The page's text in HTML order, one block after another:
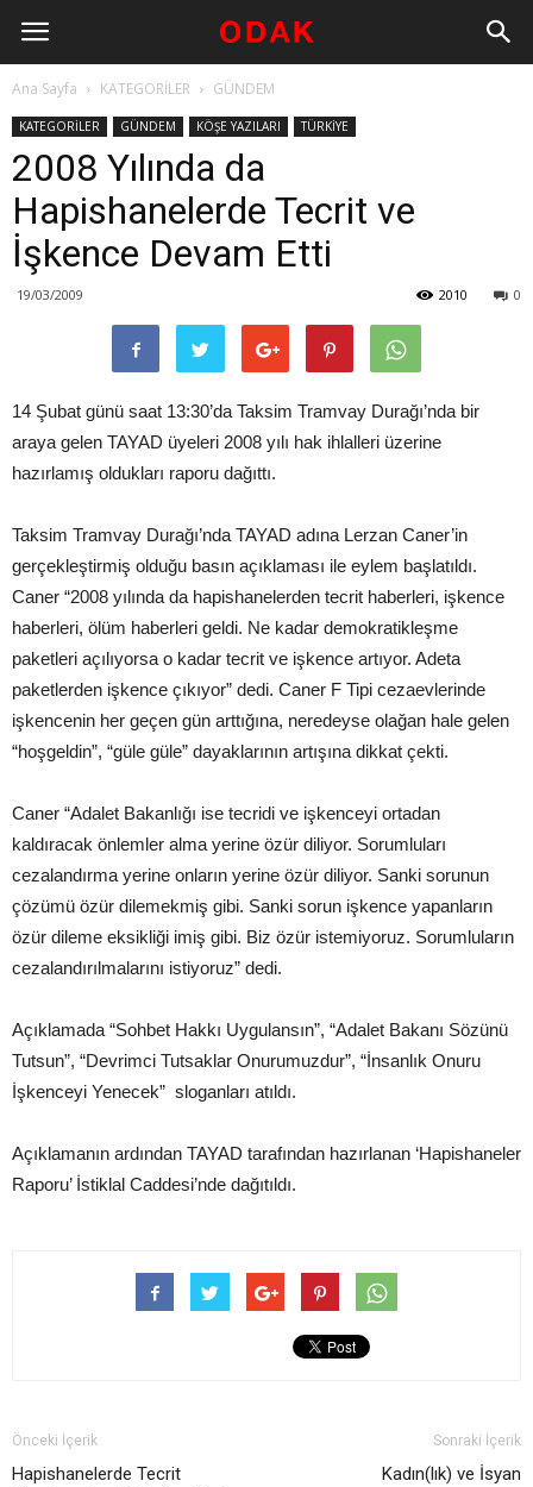
Ana Sayfa KATEGORİLER GÜNDEM
KATEGORİLER GÜNDEM KÖŞE YAZILARI TÜRKİYE
2008 Yılında da
Hapishanelerde Tecrit ve
İşkence Devam Etti
19/03/2009 0
2010
14 Şubat günü saat 13:30’da Taksim Tramvay Durağı’nda bir
araya gelen TAYAD üyeleri 2008 yılı hak ihlalleri üzerine
hazırlamış oldukları raporu dağıttı.
Taksim Tramvay Durağı’nda TAYAD adına Lerzan Caner’in
gerçekleştirmiş olduğu basın açıklaması ile eylem başlatıldı.
Caner “2008 yılında da hapishanelerden tecrit haberleri, işkence
haberleri, ölüm haberleri geldi. Ne kadar demokratikleşme
paketleri açılıyorsa o kadar tecrit ve işkence artıyor. Adeta
paketlerden işkence çıkıyor” dedi. Caner F Tipi cezaevlerinde
işkencenin her geçen gün arttığına, neredeyse olağan hale gelen
“hoşgeldin”, “güle güle” dayaklarının artışına dikkat çekti.
Caner “Adalet Bakanlığı ise tecridi ve işkenceyi ortadan
kaldıracak önlemler alma yerine özür diliyor. Sorumluları
cezalandırma yerine onların yerine özür diliyor. Sanki sorunun
çözümü özür dilemekmiş gibi. Sanki sorun işkence yapanların
özür dileme eksikliği imiş gibi. Biz özür istemiyoruz. Sorumluların
cezalandırılmalarını istiyoruz” dedi.
Açıklamada “Sohbet Hakkı Uygulansın”, “Adalet Bakanı Sözünü
Tutsun”, “Devrimci Tutsaklar Onurumuzdur”, “İnsanlık Onuru
İşkenceyi Yenecek” sloganları atıldı.
Açıklamanın ardından TAYAD tarafından hazırlanan ‘Hapishaneler
Raporu’ İstiklal Caddesi’nde dağıtıldı.
Önceki İçerik
Hapishanelerde Tecrit
Sonraki İçerik
Kadın(lık) ve İsyan